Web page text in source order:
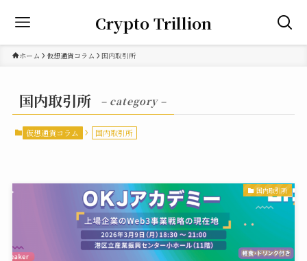
Crypto Trillion
ホーム 仮想通貨コラム 国内取引所
国内取引所 – category –
仮想通貨コラム 国内取引所
国内取引所